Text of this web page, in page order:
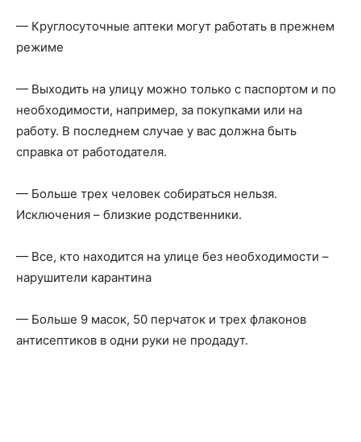
— Круглосуточные аптеки могут работать в прежнем
режиме
— Выходить на улицу можно только с паспортом и по
необходимости, например, за покупками или на
работу. В последнем случае у вас должна быть
справка от работодателя.
— Больше трех человек собираться нельзя.
Исключения – близкие родственники.
— Все, кто находится на улице без необходимости –
нарушители карантина
— Больше 9 масок, 50 перчаток и трех флаконов
антисептиков в одни руки не продадут.